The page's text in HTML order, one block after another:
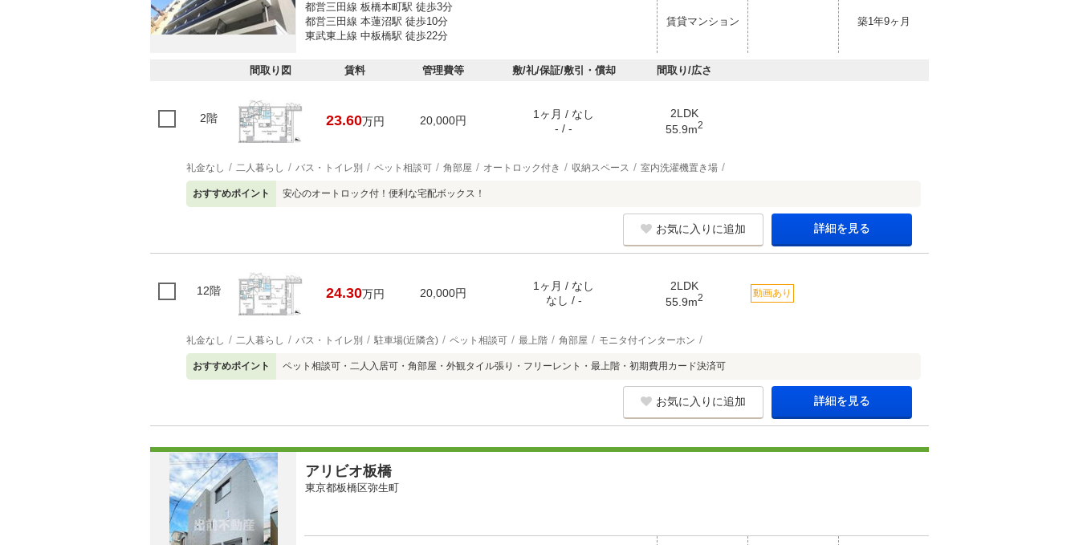
都営三田線 板橋本町駅 徒歩3分
都営三田線 本蓮沼駅 徒歩10分
東武東上線 中板橋駅 徒歩22分
賃貸マンション 築1年9ヶ月
間取り図 賃料 管理費等 敷/礼/保証/敷引・償却 間取り/広さ
2階 23.60万円 20,000円
1ヶ月 / なし
- / -
2LDK
55.9m2
礼金なし 二人暮らし バス・トイレ別 ペット相談可 角部屋 オートロック付き 収納スペース 室内洗濯機置き場
おすすめポイント 安心のオートロック付！便利な宅配ボックス！
お気に入りに追加 詳細を見る
12階 24.30万円 20,000円
1ヶ月 / なし
なし / -
2LDK
55.9m2 動画あり
礼金なし 二人暮らし バス・トイレ別 駐車場(近隣含) ペット相談可 最上階 角部屋 モニタ付インターホン
おすすめポイント ペット相談可・二人入居可・角部屋・外観タイル張り・フリーレント・最上階・初期費用カード決済可
お気に入りに追加 詳細を見る
アリビオ板橋
東京都板橋区弥生町